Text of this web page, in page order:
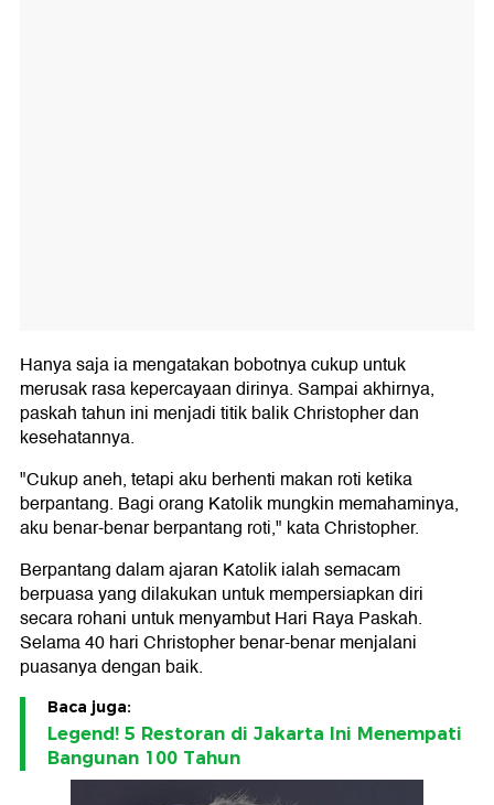
Hanya saja ia mengatakan bobotnya cukup untuk
merusak rasa kepercayaan dirinya. Sampai akhirnya,
paskah tahun ini menjadi titik balik Christopher dan
kesehatannya.
"Cukup aneh, tetapi aku berhenti makan roti ketika
berpantang. Bagi orang Katolik mungkin memahaminya,
aku benar-benar berpantang roti," kata Christopher.
Berpantang dalam ajaran Katolik ialah semacam
berpuasa yang dilakukan untuk mempersiapkan diri
secara rohani untuk menyambut Hari Raya Paskah.
Selama 40 hari Christopher benar-benar menjalani
puasanya dengan baik.
Baca juga:
Legend! 5 Restoran di Jakarta Ini Menempati
Bangunan 100 Tahun